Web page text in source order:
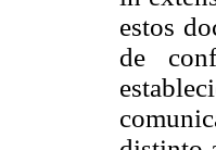
estos
de